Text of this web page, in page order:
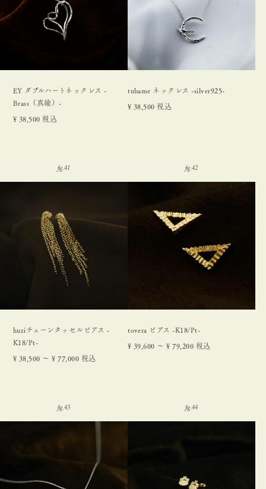
EY ダブルハートネックレス -
Brass（真鍮）-
¥ 38,500 税込
tubame ネックレス -silver925-
¥ 38,500 税込
huziチェーンタッセルピアス -
K18/Pt-
¥ 38,500 〜 ¥ 77,000 税込
tovera ピアス -K18/Pt-
¥ 39,600 〜 ¥ 79,200 税込